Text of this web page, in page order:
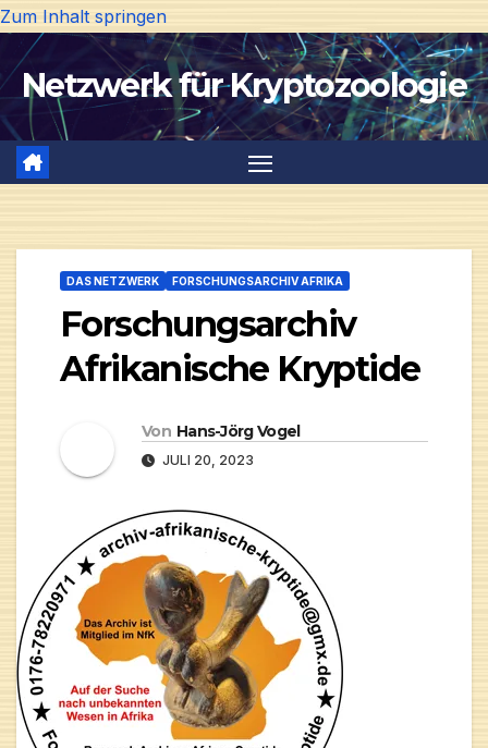
Zum Inhalt springen
Netzwerk für Kryptozoologie
DAS NETZWERK FORSCHUNGSARCHIV AFRIKA
Forschungsarchiv
Afrikanische Kryptide
Von Hans-Jörg Vogel
JULI 20, 2023